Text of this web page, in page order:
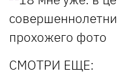
СМОТРИ ЕЩЕ: